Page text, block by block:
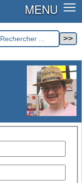
MENU